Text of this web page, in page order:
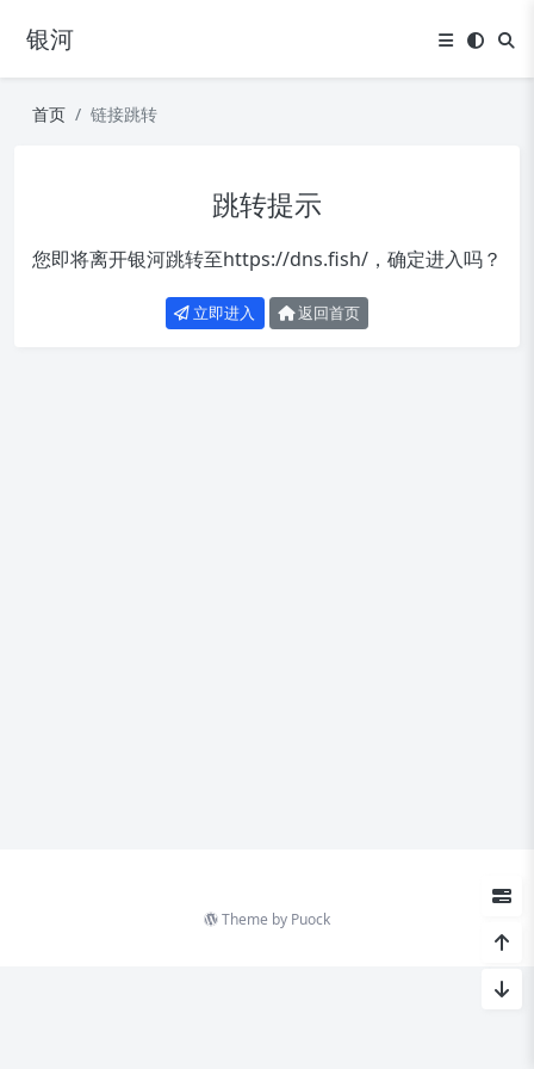
银河
首页 链接跳转
跳转提示
您即将离开银河跳转至https://dns.fish/ ，确定进入吗？
立即进入 返回首页
Theme by Puock